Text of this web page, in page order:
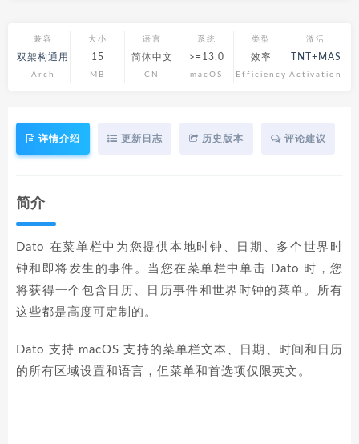
兼容
双架构通用
Arch
大小
15
MB
语言
简体中文
CN
系统
>=13.0
macOS
类型
效率
Efficiency
激活
TNT+MAS
Activation
详情介绍 更新日志 历史版本 评论建议
简介
Dato 在菜单栏中为您提供本地时钟、日期、多个世界时
钟和即将发生的事件。当您在菜单栏中单击 Dato 时，您
将获得一个包含日历、日历事件和世界时钟的菜单。所有
这些都是高度可定制的。
Dato 支持 macOS 支持的菜单栏文本、日期、时间和日历
的所有区域设置和语言，但菜单和首选项仅限英文。